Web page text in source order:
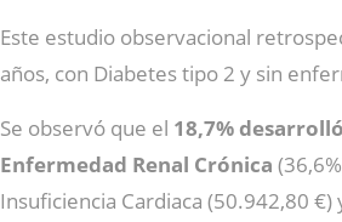
Este estudio observacional
años, con Diabetes tipo 2 y sin
Se observó que el 18,7%
Enfermedad Renal Crónica
Insuficiencia Cardiaca (50.942,80